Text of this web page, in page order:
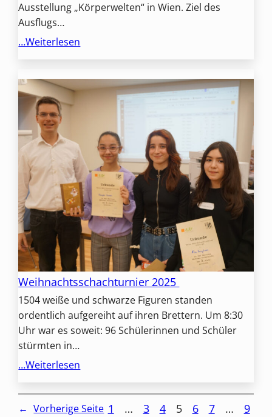
Ausstellung „Körperwelten“ in Wien. Ziel des
Ausflugs…
…Weiterlesen
Weihnachtsschachturnier 2025
1504 weiße und schwarze Figuren standen
ordentlich aufgereiht auf ihren Brettern. Um 8:30
Uhr war es soweit: 96 Schülerinnen und Schüler
stürmten in…
…Weiterlesen
← Vorherige Seite 1 … 3 4 5 6 7 … 9